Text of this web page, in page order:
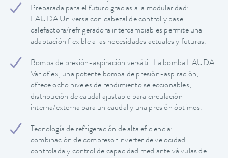
Preparada para el futuro gracias a la modularidad:
LAUDA Universa con cabezal de control y base
calefactora/refrigeradora intercambiables permite una
adaptación flexible a las necesidades actuales y futuras.
Bomba de presión-aspiración versátil: La bomba LAUDA
Varioflex, una potente bomba de presión-aspiración,
ofrece ocho niveles de rendimiento seleccionables,
distribución de caudal ajustable para circulación
interna/externa para un caudal y una presión óptimos.
Tecnología de refrigeración de alta eficiencia:
combinación de compresor inverter de velocidad
controlada y control de capacidad mediante válvulas de